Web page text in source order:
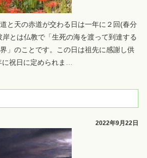
と天の赤道が交わる日は一年に２回(春分
とは仏教で「生死の海を渡って到達する
」のことです。この日は祖先に感謝し供
祝日に定められま …
2022年9月22日